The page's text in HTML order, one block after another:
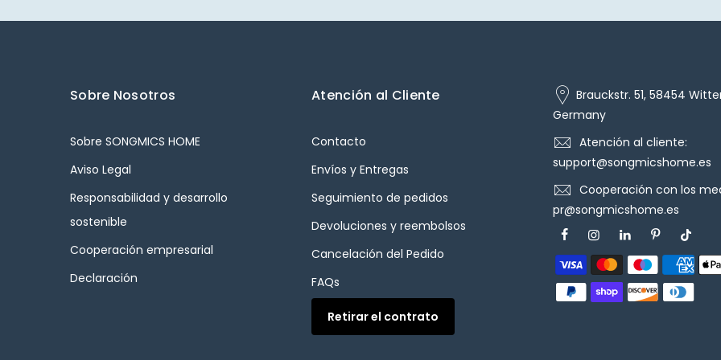
Sobre Nosotros
Sobre SONGMICS HOME
Aviso Legal
Responsabilidad y desarrollo
sostenible
Cooperación empresarial
Declaración
Atención al Cliente
Contacto
Envíos y Entregas
Seguimiento de pedidos
Devoluciones y reembolsos
Cancelación del Pedido
FAQs
Retirar el contrato
Brauckstr. 51, 58454
Germany
Atención al cliente:
support@songmicshome.es
Cooperación con los
pr@songmicshome.es